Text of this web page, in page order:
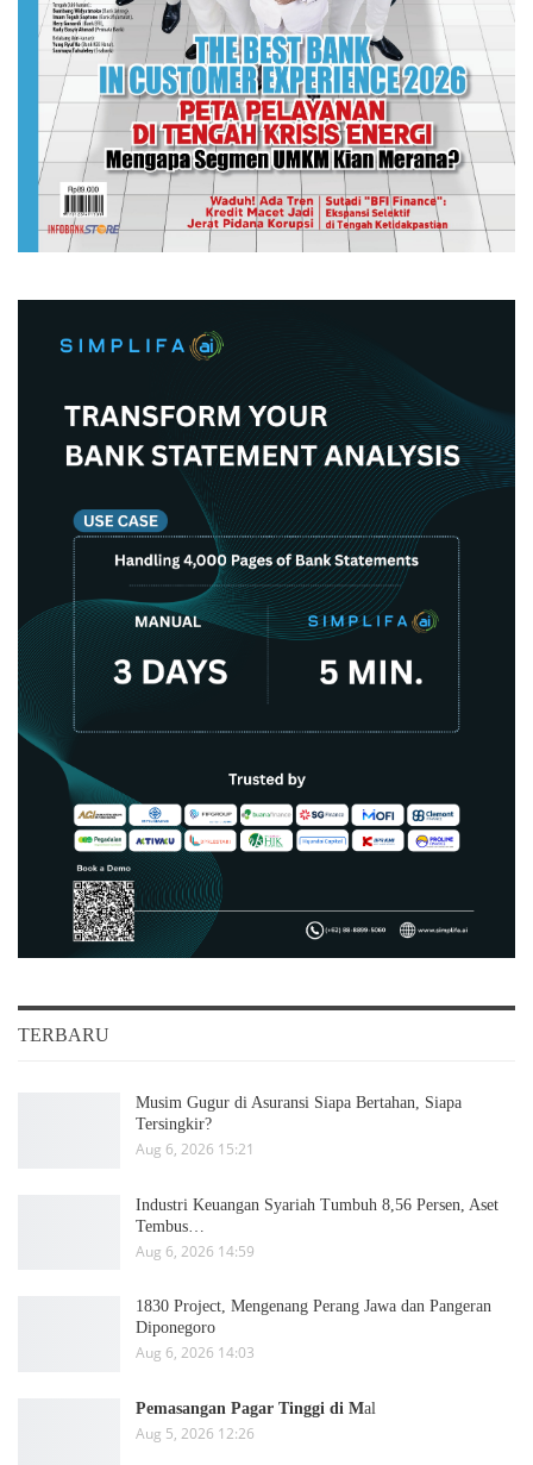
TERBARU
Musim Gugur di Asuransi Siapa Bertahan, Siapa
Tersingkir?
Aug 6, 2026 15:21
Industri Keuangan Syariah Tumbuh 8,56 Persen, Aset
Tembus…
Aug 6, 2026 14:59
1830 Project, Mengenang Perang Jawa dan Pangeran
Diponegoro
Aug 6, 2026 14:03
Pemasangan Pagar Tinggi di Mal
Aug 5, 2026 12:26